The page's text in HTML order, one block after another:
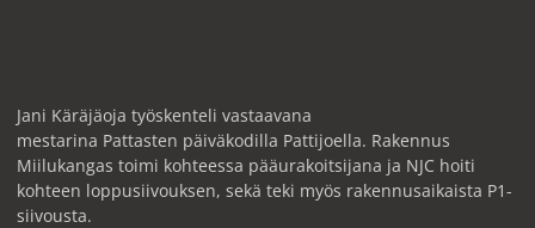
Jani Käräjäoja työskenteli vastaavana
mestarina Pattasten päiväkodilla Pattijoella. Rakennus
Miilukangas toimi kohteessa pääurakoitsijana ja NJC hoiti
kohteen loppusiivouksen, sekä teki myös rakennusaikaista P1-
siivousta.